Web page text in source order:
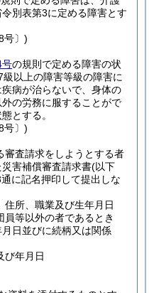
別表第3に定める障害とす
号〕)
号の規則で定める障害の状
以上の障害等級の障害に
病が治らないで、身体の
の労務に服することがで
とする。
号〕)
審査請求をしようとする者
害補償審査請求書(以下
に記名押印して提出しな
所、職業及び生年月日
等以外の者であるとき
日並びに続柄又は関係
び年月日